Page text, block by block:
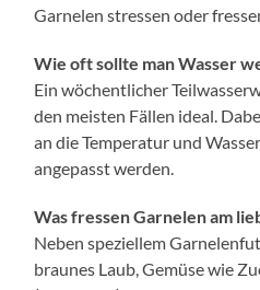
Garnelen stressen oder
Wie oft sollte man Wasser
Ein wöchentlicher
den meisten Fällen ideal.
an die Temperatur und
angepasst werden.
Was fressen Garnelen am
Neben speziellem
braunes Laub, Gemüse wie